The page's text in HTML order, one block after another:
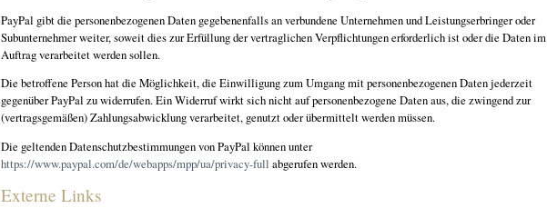
PayPal gibt die personenbezogenen Daten gegebenenfalls an verbundene Unternehmen und Leistungserbringer oder
Subunternehmer weiter, soweit dies zur Erfüllung der vertraglichen Verpflichtungen erforderlich ist oder die Daten im
Auftrag verarbeitet werden sollen.
Die betroffene Person hat die Möglichkeit, die Einwilligung zum Umgang mit personenbezogenen Daten jederzeit
gegenüber PayPal zu widerrufen. Ein Widerruf wirkt sich nicht auf personenbezogene Daten aus, die zwingend zur
(vertragsgemäßen) Zahlungsabwicklung verarbeitet, genutzt oder übermittelt werden müssen.
Die geltenden Datenschutzbestimmungen von PayPal können unter
https://www.paypal.com/de/webapps/mpp/ua/privacy-full abgerufen werden.
Externe Links